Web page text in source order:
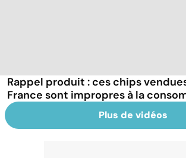
Rappel produit : ces chips
France sont impropres à la
Plus de vidéos